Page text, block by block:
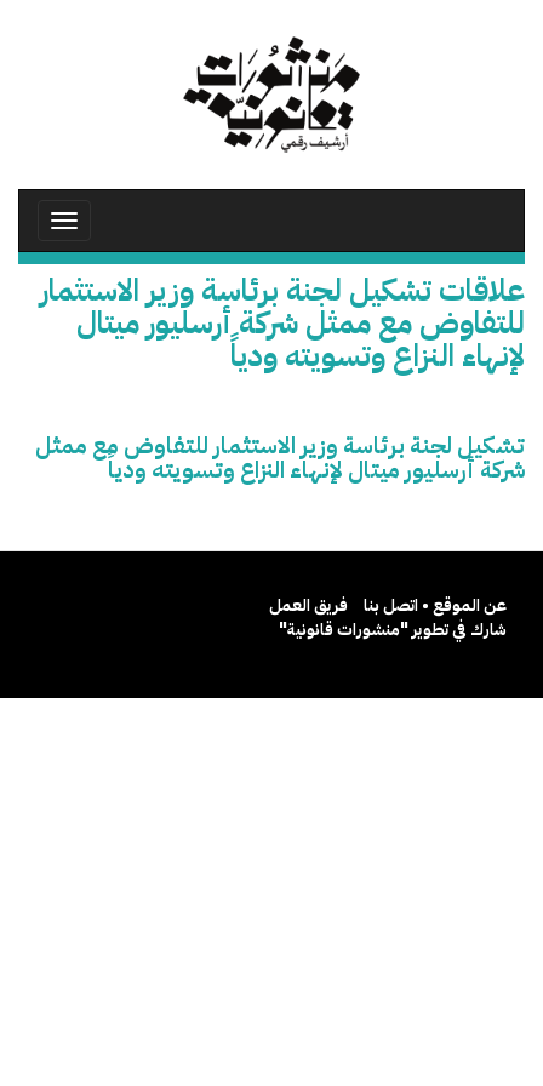
Toggle
علاقات تشكيل لجنة برئاسة وزير الاستثمار
للتفاوض مع ممثل شركة أرسليور ميتال
لإنهاء النزاع وتسويته ودياً
تشكيل لجنة برئاسة وزير الاستثمار للتفاوض مع ممثل
شركة أرسليور ميتال لإنهاء النزاع وتسويته ودياً
عن الموقع • اتصل بنا
فريق العمل
شارك في تطوير "منشورات قانونية"